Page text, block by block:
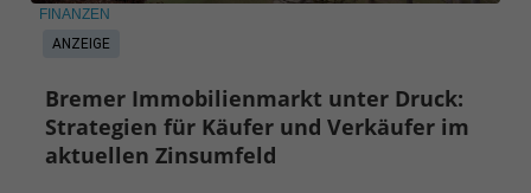
ANZEIGE
FINANZEN
Bremer Immobilienmarkt unter Druck:
Strategien für Käufer und Verkäufer im
aktuellen Zinsumfeld